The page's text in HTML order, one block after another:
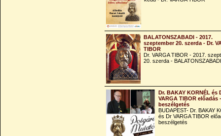
BALATONSZABADI - 2017.
szeptember 20. szerda - Dr.
TIBOR
Dr. VARGA TIBOR - 2017.
20. szerda - BALATONSZABADI
Dr. BAKAY KORNÉL és
VARGA TIBOR előadás -
beszélgetés
BUDAPEST- Dr. BAKAY
és Dr VARGA TIBOR
beszélgetés